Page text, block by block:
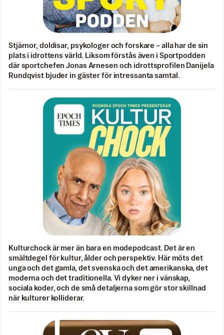
Stjärnor, doldisar, psykologer och forskare – alla har de sin
plats i idrottens värld. Liksom förstås även i Sportpodden
där sportchefen Jonas Arnesen och idrottsprofilen Danijela
Rundqvist bjuder in gäster för intressanta samtal.
Kulturchock är mer än bara en modepodcast. Det är en
smältdegel för kultur, ålder och perspektiv. Här möts det
unga och det gamla, det svenska och det amerikanska, det
moderna och det traditionella. Vi dyker ner i vänskap,
sociala koder, och de små detaljerna som gör stor skillnad
när kulturer kolliderar.